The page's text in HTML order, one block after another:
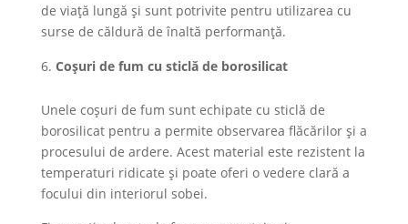
de viață lungă și sunt potrivite pentru utilizarea cu
surse de căldură de înaltă performanță.
Coșuri de fum cu sticlă de borosilicat
Unele coșuri de fum sunt echipate cu sticlă de
borosilicat pentru a permite observarea flăcărilor și a
procesului de ardere. Acest material este rezistent la
temperaturi ridicate și poate oferi o vedere clară a
focului din interiorul sobei.